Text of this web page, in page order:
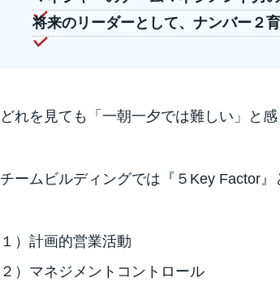
将来のリーダーとして、ナンバー２
どれを見ても「一朝一夕では難しい」と感
チームビルディングでは『５Key Factor』
１）計画的営業活動
２）マネジメントコントロール